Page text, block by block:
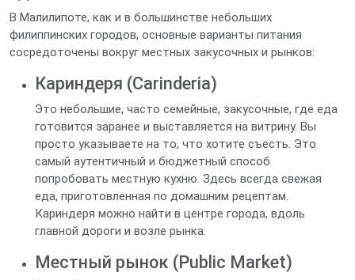
В Малилипоте, как и в большинстве небольших
филиппинских городов, основные варианты питания
сосредоточены вокруг местных закусочных и рынков:
Кариндеря (Carinderia)
Это небольшие, часто семейные, закусочные, где еда
готовится заранее и выставляется на витрину. Вы
просто указываете на то, что хотите съесть. Это
самый аутентичный и бюджетный способ
попробовать местную кухню. Здесь всегда свежая
еда, приготовленная по домашним рецептам.
Кариндеря можно найти в центре города, вдоль
главной дороги и возле рынка.
Местный рынок (Public Market)